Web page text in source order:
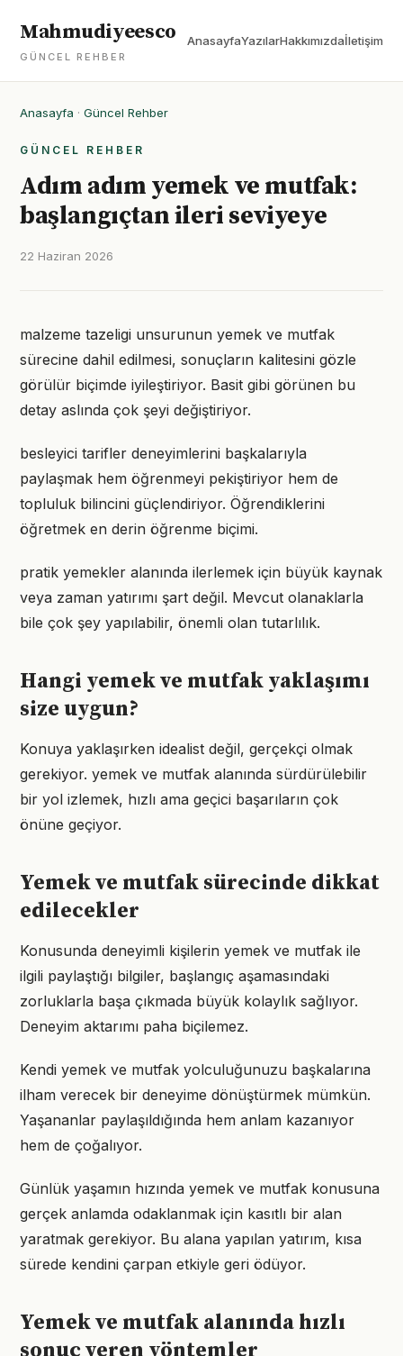
Mahmudiyeesco
GÜNCEL REHBER
AnasayfaYazılarHakkımızdaİletişim
Anasayfa · Güncel Rehber
GÜNCEL REHBER
Adım adım yemek ve mutfak:
başlangıçtan ileri seviyeye
22 Haziran 2026
malzeme tazeligi unsurunun yemek ve mutfak
sürecine dahil edilmesi, sonuçların kalitesini gözle
görülür biçimde iyileştiriyor. Basit gibi görünen bu
detay aslında çok şeyi değiştiriyor.
besleyici tarifler deneyimlerini başkalarıyla
paylaşmak hem öğrenmeyi pekiştiriyor hem de
topluluk bilincini güçlendiriyor. Öğrendiklerini
öğretmek en derin öğrenme biçimi.
pratik yemekler alanında ilerlemek için büyük kaynak
veya zaman yatırımı şart değil. Mevcut olanaklarla
bile çok şey yapılabilir, önemli olan tutarlılık.
Hangi yemek ve mutfak yaklaşımı
size uygun?
Konuya yaklaşırken idealist değil, gerçekçi olmak
gerekiyor. yemek ve mutfak alanında sürdürülebilir
bir yol izlemek, hızlı ama geçici başarıların çok
önüne geçiyor.
Yemek ve mutfak sürecinde dikkat
edilecekler
Konusunda deneyimli kişilerin yemek ve mutfak ile
ilgili paylaştığı bilgiler, başlangıç aşamasındaki
zorluklarla başa çıkmada büyük kolaylık sağlıyor.
Deneyim aktarımı paha biçilemez.
Kendi yemek ve mutfak yolculuğunuzu başkalarına
ilham verecek bir deneyime dönüştürmek mümkün.
Yaşananlar paylaşıldığında hem anlam kazanıyor
hem de çoğalıyor.
Günlük yaşamın hızında yemek ve mutfak konusuna
gerçek anlamda odaklanmak için kasıtlı bir alan
yaratmak gerekiyor. Bu alana yapılan yatırım, kısa
sürede kendini çarpan etkiyle geri ödüyor.
Yemek ve mutfak alanında hızlı
sonuç veren yöntemler